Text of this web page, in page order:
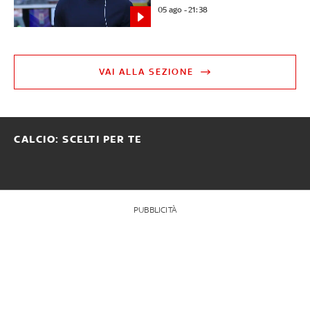
05 ago - 21:38
VAI ALLA SEZIONE
CALCIO: SCELTI PER TE
PUBBLICITÀ